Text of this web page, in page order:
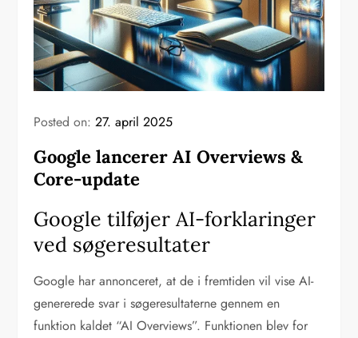
Posted on:27. april 2025
Google lancerer AI Overviews &
Core-update
Google tilføjer AI-forklaringer
ved søgeresultater
Google har annonceret, at de i fremtiden vil vise AI-
genererede svar i søgeresultaterne gennem en
funktion kaldet “AI Overviews”. Funktionen blev for